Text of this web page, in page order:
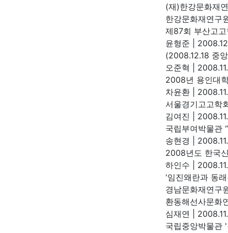
(재)한강문화재
한강문화재연구
제87회 부산고
윤형준
(2008.12.18 중
오준혁
2008년 용인대
차윤환
서울경기고고학
김여진
국립부여박물관
송현경
2008년도 한국
하인수
'임진왜란과 동
경남문화재연구
환동해선사문화
심재연
국립중앙박물관